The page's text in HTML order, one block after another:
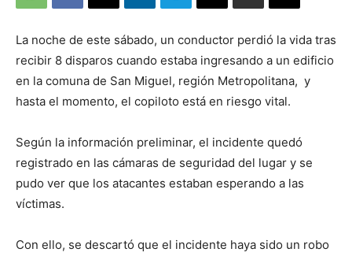
La noche de este sábado, un conductor perdió la vida tras
recibir 8 disparos cuando estaba ingresando a un edificio
en la comuna de San Miguel, región Metropolitana, y
hasta el momento, el copiloto está en riesgo vital.
Según la información preliminar, el incidente quedó
registrado en las cámaras de seguridad del lugar y se
pudo ver que los atacantes estaban esperando a las
víctimas.
Con ello, se descartó que el incidente haya sido un robo